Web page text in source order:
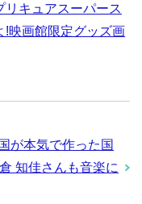
リキュアスーパース
!映画館限定グッズ画
が本気で作った国
知佳さんも音楽に